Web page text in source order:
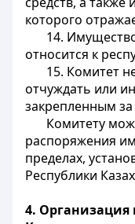
которого
14.
относится к
15. Комитет
отчуждать или
закрепленным
Комитету
распоряжения
пределах,
Республики
4. Организация